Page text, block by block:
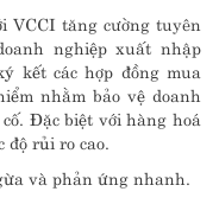
VCCI tăng cường tuyên
nghiệp xuất nhập
kết các hợp đồng mua
nhằm bảo vệ doanh
Đặc biệt với hàng hoá
rủi ro cao.
và phản ứng nhanh.